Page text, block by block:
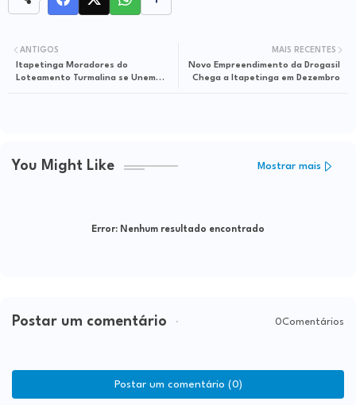
MAIS RECENTES
Novo Empreendimento da Drogasil
Chega a Itapetinga em Dezembro
ANTIGOS
Itapetinga Moradores do
Loteamento Turmalina se Unem
You Might Like Mostrar mais
Error: Nenhum resultado encontrado
Postar um comentário 0Comentários
Postar um comentário (0)